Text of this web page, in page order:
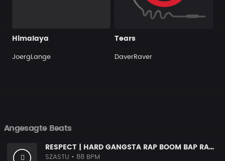
Himalaya
JoergLange
Tears
DaverRaver
Angesagte Beats
RESPECT | HARD GANGSTA RAP BOOM BAP RAP BEAT
SZASTU • 88 BPM